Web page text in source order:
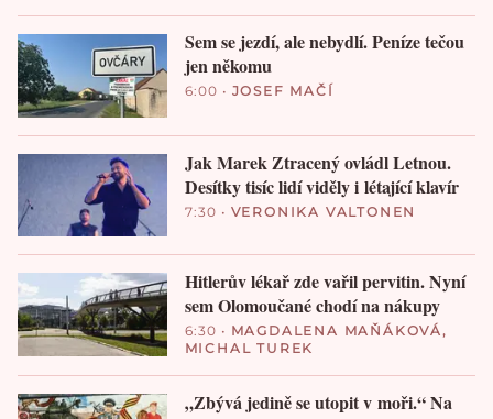
Sem se jezdí, ale nebydlí. Peníze tečou
jen někomu
6:00 • JOSEF MAČÍ
Jak Marek Ztracený ovládl Letnou.
Desítky tisíc lidí viděly i létající klavír
7:30 • VERONIKA VALTONEN
Hitlerův lékař zde vařil pervitin. Nyní
sem Olomoučané chodí na nákupy
6:30 • MAGDALENA MAŇÁKOVÁ,
MICHAL TUREK
„Zbývá jedině se utopit v moři.“ Na